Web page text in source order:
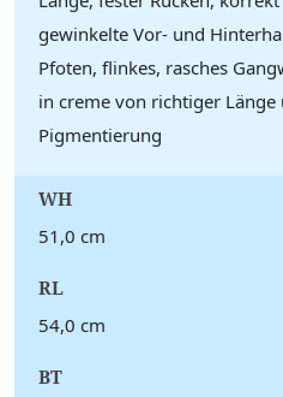
gewinkelte Vor- und
Pfoten, flinkes, rasches
in creme von richtiger Länge
Pigmentierung
WH
51,0 cm
RL
54,0 cm
BT